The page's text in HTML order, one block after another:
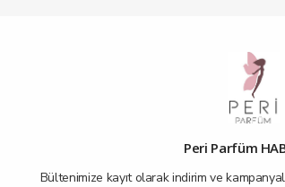
Peri Parfüm
Bültenimize kayıt olarak indirim ve